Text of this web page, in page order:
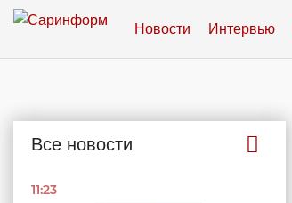
Новости Интервью
Все новости
11:23